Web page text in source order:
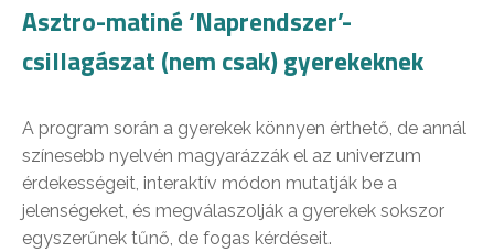
Asztro-matiné ‘Naprendszer’-
csillagászat (nem csak) gyerekeknek
A program során a gyerekek könnyen érthető, de annál
színesebb nyelvén magyarázzák el az univerzum
érdekességeit, interaktív módon mutatják be a
jelenségeket, és megválaszolják a gyerekek sokszor
egyszerűnek tűnő, de fogas kérdéseit.